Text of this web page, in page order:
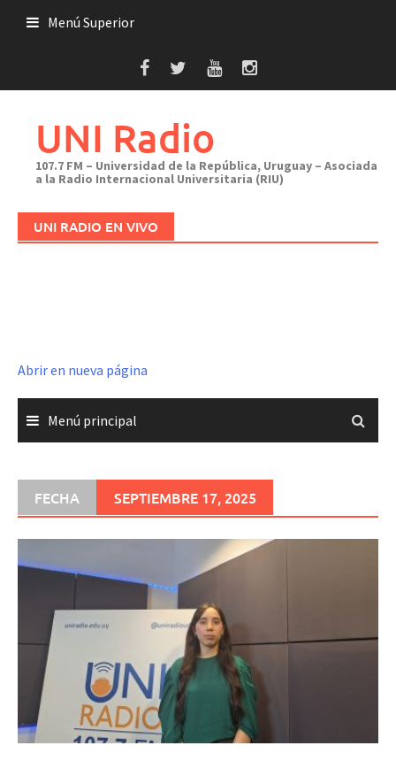
Menú Superior
UNI Radio
107.7 FM – Universidad de la República, Uruguay – Asociada
a la Radio Internacional Universitaria (RIU)
UNI RADIO EN VIVO
Abrir en nueva página
Menú principal
FECHA SEPTIEMBRE 17, 2025